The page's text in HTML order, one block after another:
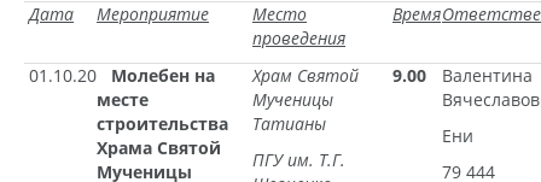
Дата Мероприятие
Место
проведения
Время
01.10.20 Молебен на
месте
строительства
Храма Святой
Мученицы
Храм Святой
Мученицы
Татианы
ПГУ им. Т.Г.
9.00
Валентина
Ени
79 444